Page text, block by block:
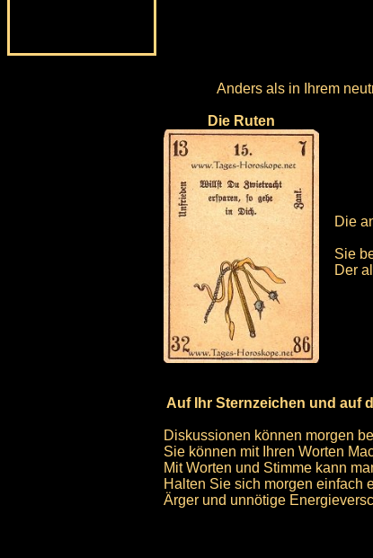
Anders als in Ihrem
Die Ruten
Die
Sie
Der
Auf Ihr Sternzeichen und auf
Diskussionen können morgen
Sie können mit Ihren Worten
Mit Worten und Stimme kann
Halten Sie sich morgen einfach
Ärger und unnötige